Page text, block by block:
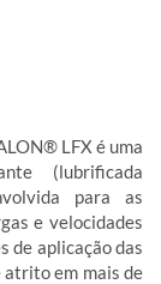
LFX é uma
(lubrificada
para as
e velocidades
de aplicação das
atrito em mais de